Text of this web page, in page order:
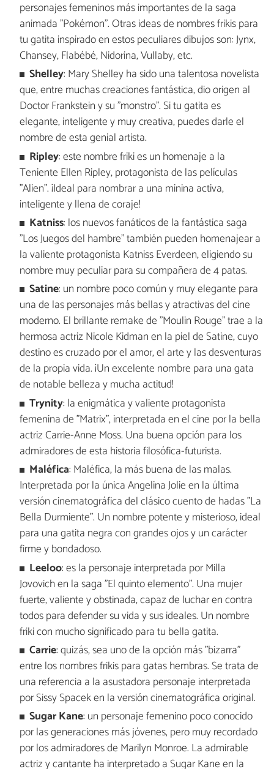
personajes femeninos más importantes de la saga
animada "Pokémon". Otras ideas de nombres frikis para
tu gatita inspirado en estos peculiares dibujos son: Jynx,
Chansey, Flabébé, Nidorina, Vullaby, etc.
Shelley: Mary Shelley ha sido una talentosa novelista
que, entre muchas creaciones fantástica, dio origen al
Doctor Frankstein y su "monstro". Si tu gatita es
elegante, inteligente y muy creativa, puedes darle el
nombre de esta genial artista.
Ripley: este nombre friki es un homenaje a la
Teniente Ellen Ripley, protagonista de las películas
"Alien". ¡Ideal para nombrar a una minina activa,
inteligente y llena de coraje!
Katniss: los nuevos fanáticos de la fantástica saga
"Los Juegos del hambre" también pueden homenajear a
la valiente protagonista Katniss Everdeen, eligiendo su
nombre muy peculiar para su compañera de 4 patas.
Satine: un nombre poco común y muy elegante para
una de las personajes más bellas y atractivas del cine
moderno. El brillante remake de "Moulin Rouge" trae a la
hermosa actriz Nicole Kidman en la piel de Satine, cuyo
destino es cruzado por el amor, el arte y las desventuras
de la propia vida. ¡Un excelente nombre para una gata
de notable belleza y mucha actitud!
Trynity: la enigmática y valiente protagonista
femenina de "Matrix", interpretada en el cine por la bella
actriz Carrie-Anne Moss. Una buena opción para los
admiradores de esta historia filosófica-futurista.
Maléfica: Maléfica, la más buena de las malas.
Interpretada por la única Angelina Jolie en la última
versión cinematográfica del clásico cuento de hadas "La
Bella Durmiente". Un nombre potente y misterioso, ideal
para una gatita negra con grandes ojos y un carácter
firme y bondadoso.
Leeloo: es la personaje interpretada por Milla
Jovovich en la saga "El quinto elemento". Una mujer
fuerte, valiente y obstinada, capaz de luchar en contra
todos para defender su vida y sus ideales. Un nombre
friki con mucho significado para tu bella gatita.
Carrie: quizás, sea uno de la opción más "bizarra"
entre los nombres frikis para gatas hembras. Se trata de
una referencia a la asustadora personaje interpretada
por Sissy Spacek en la versión cinematográfica original.
Sugar Kane: un personaje femenino poco conocido
por las generaciones más jóvenes, pero muy recordado
por los admiradores de Marilyn Monroe. La admirable
actriz y cantante ha interpretado a Sugar Kane en la